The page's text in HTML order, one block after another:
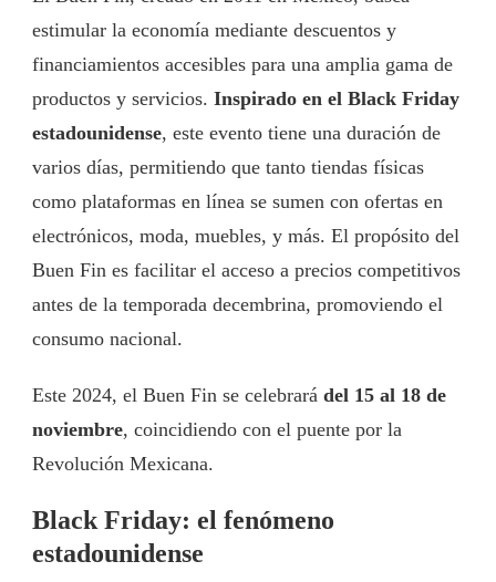
estimular la economía mediante descuentos y
financiamientos accesibles para una amplia gama de
productos y servicios. Inspirado en el Black Friday
estadounidense, este evento tiene una duración de
varios días, permitiendo que tanto tiendas físicas
como plataformas en línea se sumen con ofertas en
electrónicos, moda, muebles, y más. El propósito del
Buen Fin es facilitar el acceso a precios competitivos
antes de la temporada decembrina, promoviendo el
consumo nacional.
Este 2024, el Buen Fin se celebrará del 15 al 18 de
noviembre, coincidiendo con el puente por la
Revolución Mexicana.
Black Friday: el fenómeno
estadounidense